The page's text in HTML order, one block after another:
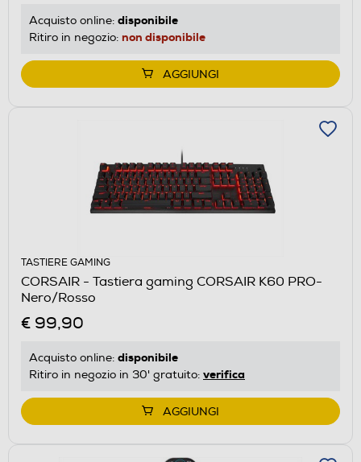
Acquisto online: disponibile
Ritiro in negozio: non disponibile
AGGIUNGI
TASTIERE GAMING
CORSAIR - Tastiera gaming CORSAIR K60 PRO-
Nero/Rosso
€ 99,90
Acquisto online: disponibile
Ritiro in negozio in 30' gratuito: verifica
AGGIUNGI